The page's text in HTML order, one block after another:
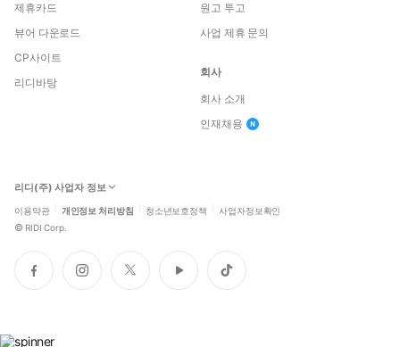
제휴카드
뷰어 다운로드
CP사이트
리디바탕
원고 투고
사업 제휴 문의
회사
회사 소개
인재채용
리디(주) 사업자 정보
이용약관 개인정보 처리방침 청소년보호정책 사업자정보확인
© RIDI Corp.
페
이
인
스
트
위
유
튜
틱
톡